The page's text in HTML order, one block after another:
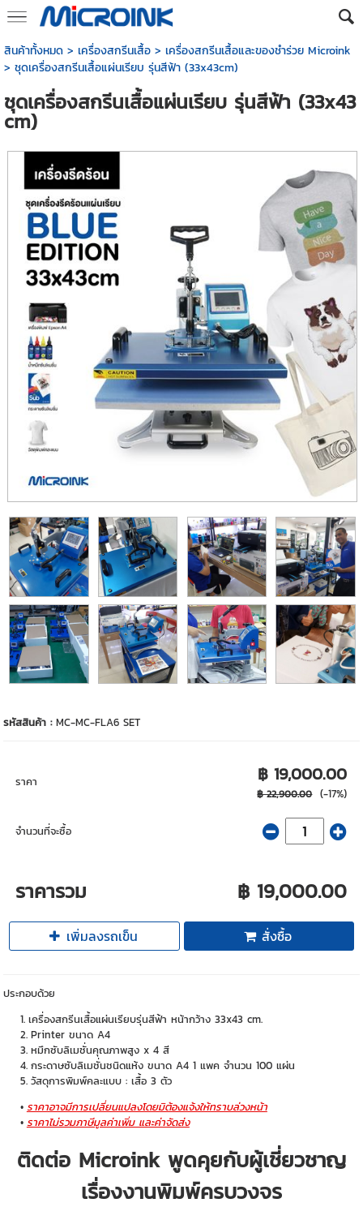
สินค้าทั้งหมด> เครื่องสกรีนเสื้อ> เครื่องสกรีนเสื้อและของชำร่วย Microink
> ชุดเครื่องสกรีนเสื้อแผ่นเรียบ รุ่นสีฟ้า (33x43cm)
ชุดเครื่องสกรีนเสื้อแผ่นเรียบ รุ่นสีฟ้า (33x43
cm)
รหัสสินค้า :MC-MC-FLA6 SET
ราคา ฿ 19,000.00
฿ 22,900.00 (-17%)
จำนวนที่จะซื้อ
ราคารวม ฿ 19,000.00
เพิ่มลงรถเข็น สั่งซื้อ
ประกอบด้วย
เครื่องสกรีนเสื้อแผ่นเรียบรุ่นสีฟ้า หน้ากว้าง 33x43 cm.
Printer ขนาด A4
หมึกซับลิเมชั่นคุณภาพสูง x 4 สี
กระดาษซับลิเมชั่นชนิดแห้ง ขนาด A4 1 แพค จำนวน 100 แผ่น
วัสดุการพิมพ์คละแบบ : เสื้อ 3 ตัว
ราคาอาจมีการเปลี่ยนแปลงโดยมิต้องแจ้งให้ทราบล่วงหน้า
ราคาไม่รวมภาษีมูลค่าเพิ่ม และค่าจัดส่ง
ติดต่อ Microink พูดคุยกับผู้เชี่ยวชาญ
เรื่องงานพิมพ์ครบวงจร